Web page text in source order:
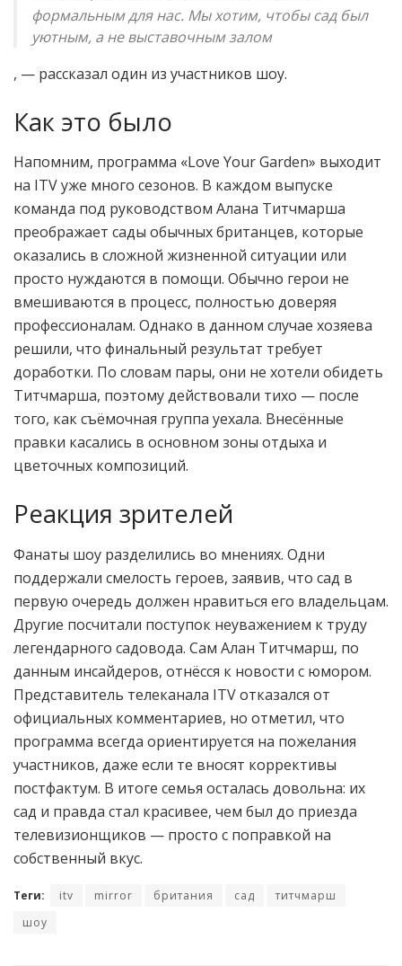
формальным для нас. Мы хотим, чтобы сад был
уютным, а не выставочным залом
, — рассказал один из участников шоу.
Как это было
Напомним, программа «Love Your Garden» выходит
на ITV уже много сезонов. В каждом выпуске
команда под руководством Алана Титчмарша
преображает сады обычных британцев, которые
оказались в сложной жизненной ситуации или
просто нуждаются в помощи. Обычно герои не
вмешиваются в процесс, полностью доверяя
профессионалам. Однако в данном случае хозяева
решили, что финальный результат требует
доработки. По словам пары, они не хотели обидеть
Титчмарша, поэтому действовали тихо — после
того, как съёмочная группа уехала. Внесённые
правки касались в основном зоны отдыха и
цветочных композиций.
Реакция зрителей
Фанаты шоу разделились во мнениях. Одни
поддержали смелость героев, заявив, что сад в
первую очередь должен нравиться его владельцам.
Другие посчитали поступок неуважением к труду
легендарного садовода. Сам Алан Титчмарш, по
данным инсайдеров, отнёсся к новости с юмором.
Представитель телеканала ITV отказался от
официальных комментариев, но отметил, что
программа всегда ориентируется на пожелания
участников, даже если те вносят коррективы
постфактум. В итоге семья осталась довольна: их
сад и правда стал красивее, чем был до приезда
телевизионщиков — просто с поправкой на
собственный вкус.
Теги: itv mirror британия сад
титчмарш
шоу